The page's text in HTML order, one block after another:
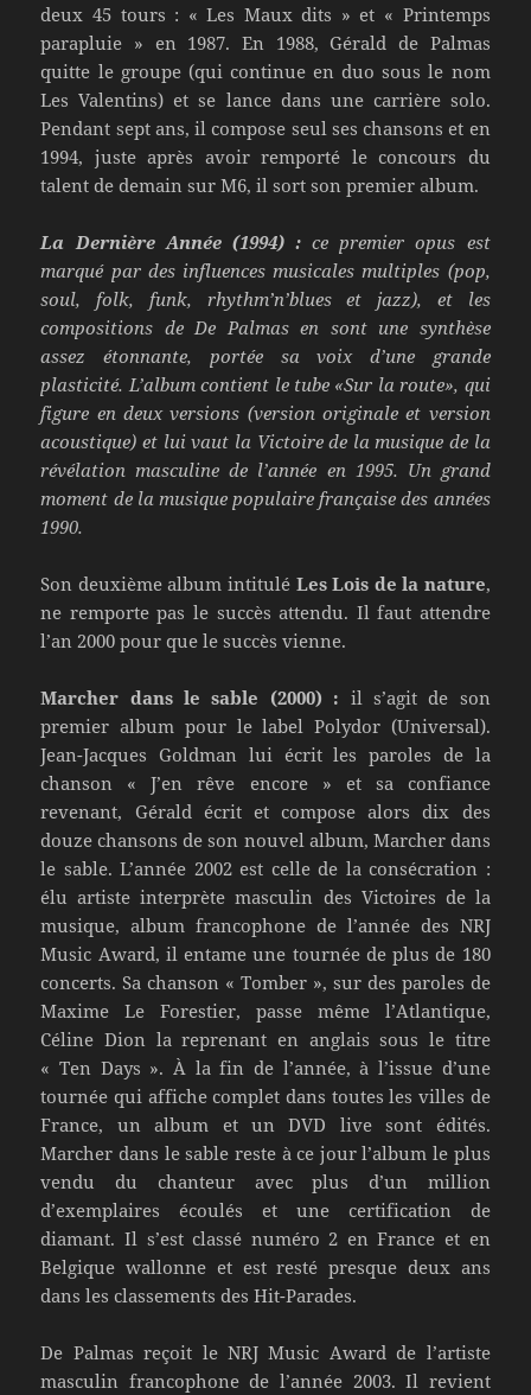
deux 45 tours : « Les Maux dits » et « Printemps
parapluie » en 1987. En 1988, Gérald de Palmas
quitte le groupe (qui continue en duo sous le nom
Les Valentins) et se lance dans une carrière solo.
Pendant sept ans, il compose seul ses chansons et en
1994, juste après avoir remporté le concours du
talent de demain sur M6, il sort son premier album.
La Dernière Année (1994) : ce premier opus est
marqué par des influences musicales multiples (pop,
soul, folk, funk, rhythm’n’blues et jazz), et les
compositions de De Palmas en sont une synthèse
assez étonnante, portée sa voix d’une grande
plasticité. L’album contient le tube «Sur la route», qui
figure en deux versions (version originale et version
acoustique) et lui vaut la Victoire de la musique de la
révélation masculine de l’année en 1995. Un grand
moment de la musique populaire française des années
1990.
Son deuxième album intitulé Les Lois de la nature,
ne remporte pas le succès attendu. Il faut attendre
l’an 2000 pour que le succès vienne.
Marcher dans le sable (2000) : il s’agit de son
premier album pour le label Polydor (Universal).
Jean-Jacques Goldman lui écrit les paroles de la
chanson « J’en rêve encore » et sa confiance
revenant, Gérald écrit et compose alors dix des
douze chansons de son nouvel album, Marcher dans
le sable. L’année 2002 est celle de la consécration :
élu artiste interprète masculin des Victoires de la
musique, album francophone de l’année des NRJ
Music Award, il entame une tournée de plus de 180
concerts. Sa chanson « Tomber », sur des paroles de
Maxime Le Forestier, passe même l’Atlantique,
Céline Dion la reprenant en anglais sous le titre
« Ten Days ». À la fin de l’année, à l’issue d’une
tournée qui affiche complet dans toutes les villes de
France, un album et un DVD live sont édités.
Marcher dans le sable reste à ce jour l’album le plus
vendu du chanteur avec plus d’un million
d’exemplaires écoulés et une certification de
diamant. Il s’est classé numéro 2 en France et en
Belgique wallonne et est resté presque deux ans
dans les classements des Hit-Parades.
De Palmas reçoit le NRJ Music Award de l’artiste
masculin francophone de l’année 2003. Il revient